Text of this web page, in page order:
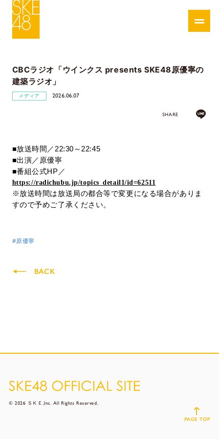
CBCラジオ「ウインクス presents SKE48原優寧の
建築ラジオ」
メディア 2026.06.07
SHARE
■放送時間／ 22:30 ～ 22:45
■出演／原優寧
■番組公式HP／
https://radichubu.jp/topics_detail1/id=62511
※放送時間は放送局の都合等で変更になる場合がありま
すので予めご了承ください。
#原優寧
BACK
© 2026 ＳＫＥ,Inc. All Rights Reserved.
PAGE TOP